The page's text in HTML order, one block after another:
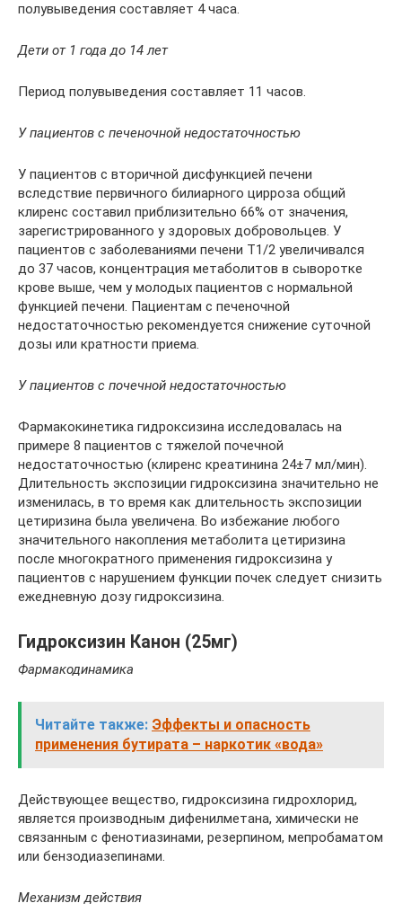
полувыведения составляет 4 часа.
Дети от 1 года до 14 лет
Период полувыведения составляет 11 часов.
У пациентов с печеночной недостаточностью
У пациентов с вторичной дисфункцией печени
вследствие первичного билиарного цирроза общий
клиренс составил приблизительно 66% от значения,
зарегистрированного у здоровых добровольцев. У
пациентов с заболеваниями печени T1/2 увеличивался
до 37 часов, концентрация метаболитов в сыворотке
крове выше, чем у молодых пациентов с нормальной
функцией печени. Пациентам с печеночной
недостаточностью рекомендуется снижение суточной
дозы или кратности приема.
У пациентов с почечной недостаточностью
Фармакокинетика гидроксизина исследовалась на
примере 8 пациентов с тяжелой почечной
недостаточностью (клиренс креатинина 24±7 мл/мин).
Длительность экспозиции гидроксизина значительно не
изменилась, в то время как длительность экспозиции
цетиризина была увеличена. Во избежание любого
значительного накопления метаболита цетиризина
после многократного применения гидроксизина у
пациентов с нарушением функции почек следует снизить
ежедневную дозу гидроксизина.
Гидроксизин Канон (25мг)
Фармакодинамика
Читайте также: Эффекты и опасность
применения бутирата – наркотик «вода»
Действующее вещество, гидроксизина гидрохлорид,
является производным дифенилметана, химически не
связанным с фенотиазинами, резерпином, мепробаматом
или бензодиазепинами.
Механизм действия